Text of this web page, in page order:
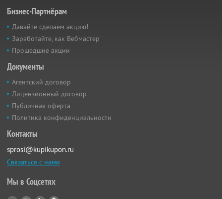
Бизнес-Партнёрам
Давайте сделаем акцию!
Заработайте, как Вебмастер
Прошедшие акции
Документы
Агентский договор
Лицензионный договор
Публичная оферта
Политика конфиденциальности
Контакты
sprosi@kupikupon.ru
Связаться с нами
Мы в Соцсетях